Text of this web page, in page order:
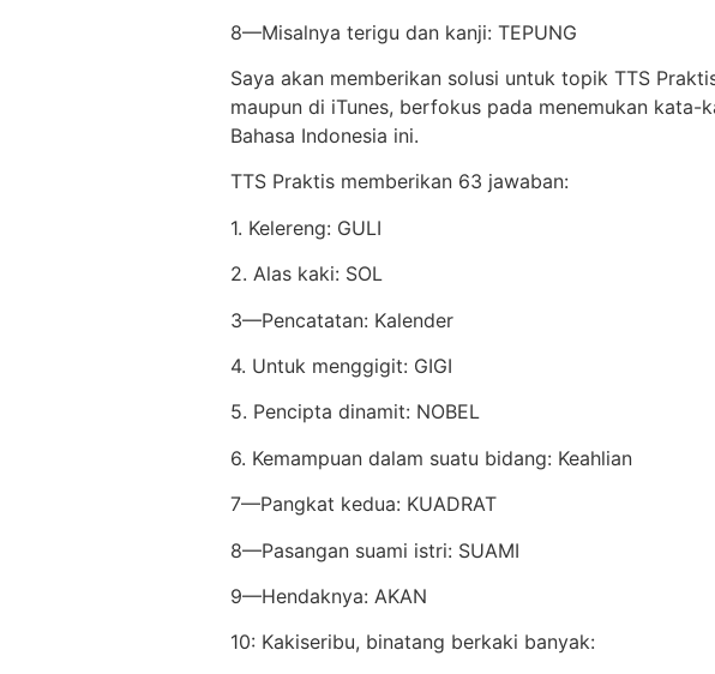
8—Misalnya terigu dan kanji: TEPUNG
Saya akan memberikan solusi untuk topik TTS
maupun di iTunes, berfokus pada menemukan
Bahasa Indonesia ini.
TTS Praktis memberikan 63 jawaban:
1. Kelereng: GULI
2. Alas kaki: SOL
3—Pencatatan: Kalender
4. Untuk menggigit: GIGI
5. Pencipta dinamit: NOBEL
6. Kemampuan dalam suatu bidang: Keahlian
7—Pangkat kedua: KUADRAT
8—Pasangan suami istri: SUAMI
9—Hendaknya: AKAN
10: Kakiseribu, binatang berkaki banyak: